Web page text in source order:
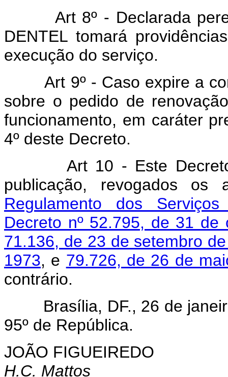
Art 8º - Declarada
DENTEL tomará
execução do serviço.
Art 9º - Caso expire a
sobre o pedido de
funcionamento, em caráter
4º deste Decreto.
Art 10 - Este
publicação, revogados os
Regulamento dos
Decreto nº 52.795, de 31 de
71.136, de 23 de setembro
1973, e 79.726, de 26 de
contrário.
Brasília, DF., 26 de
95º de República.
JOÃO FIGUEIREDO
H.C. Mattos